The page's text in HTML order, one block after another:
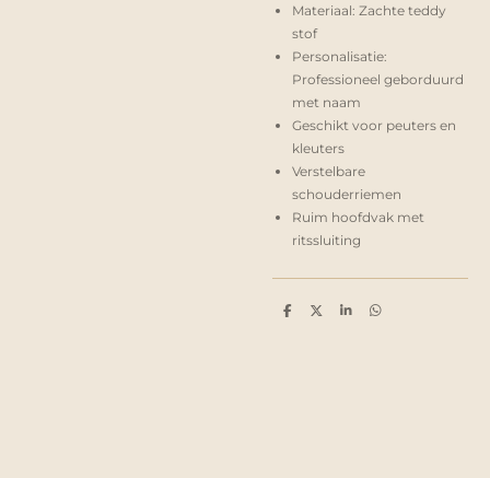
Materiaal: Zachte teddy
stof
Personalisatie:
Professioneel geborduurd
met naam
Geschikt voor peuters en
kleuters
Verstelbare
schouderriemen
Ruim hoofdvak met
ritssluiting
D
D
S
D